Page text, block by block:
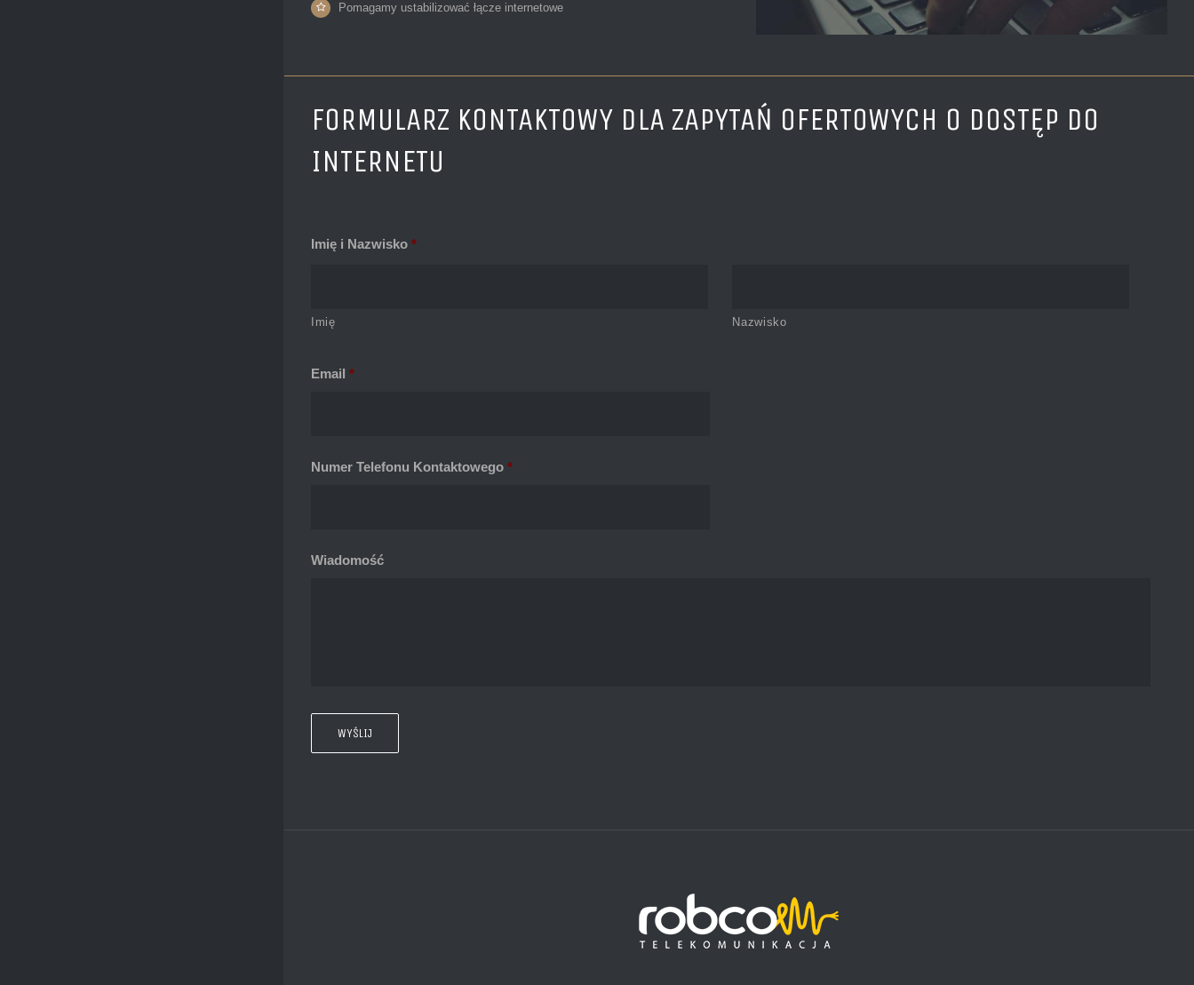
Pomagamy ustabilizować łącze internetowe
FORMULARZ KONTAKTOWY DLA ZAPYTAŃ OFERTOWYCH O DOSTĘP DO
INTERNETU
Imię i Nazwisko *
Imię Nazwisko
Email *
Numer Telefonu Kontaktowego *
Wiadomość